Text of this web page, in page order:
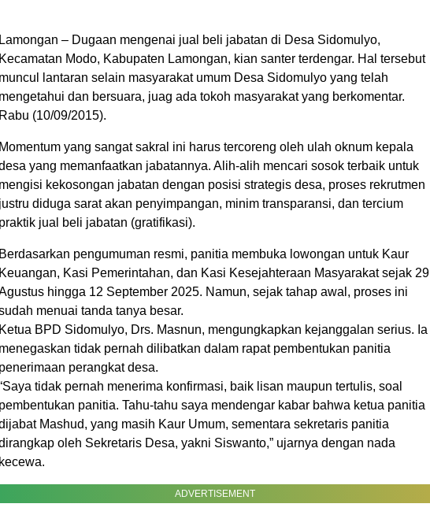
Lamongan – Dugaan mengenai jual beli jabatan di Desa Sidomulyo,
Kecamatan Modo, Kabupaten Lamongan, kian santer terdengar. Hal tersebut
muncul lantaran selain masyarakat umum Desa Sidomulyo yang telah
mengetahui dan bersuara, juag ada tokoh masyarakat yang berkomentar.
Rabu (10/09/2015).
Momentum yang sangat sakral ini harus tercoreng oleh ulah oknum kepala
yang memanfaatkan jabatannya. Alih-alih mencari sosok terbaik untuk
mengisi kekosongan jabatan dengan posisi strategis desa, proses rekrutmen
justru diduga sarat akan penyimpangan, minim transparansi, dan tercium
praktik jual beli jabatan (gratifikasi).
Berdasarkan pengumuman resmi, panitia membuka lowongan untuk Kaur
Keuangan, Kasi Pemerintahan, dan Kasi Kesejahteraan Masyarakat sejak 29
hingga 12 September 2025. Namun, sejak tahap awal, proses ini
menuai tanda tanya besar.
Ketua BPD Sidomulyo, Drs. Masnun, mengungkapkan kejanggalan serius. Ia
menegaskan tidak pernah dilibatkan dalam rapat pembentukan panitia
penerimaan perangkat desa.
tidak pernah menerima konfirmasi, baik lisan maupun tertulis, soal
pembentukan panitia. Tahu-tahu saya mendengar kabar bahwa ketua panitia
Mashud, yang masih Kaur Umum, sementara sekretaris panitia
oleh Sekretaris Desa, yakni Siswanto,” ujarnya dengan nada
kecewa.
ADVERTISEMENT